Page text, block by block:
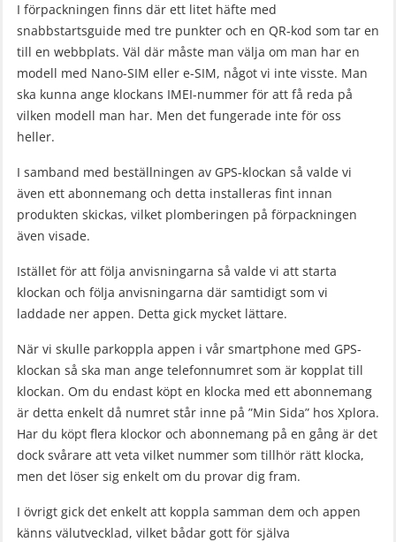
I förpackningen finns där ett litet häfte med
snabbstartsguide med tre punkter och en QR-kod som tar en
till en webbplats. Väl där måste man välja om man har en
modell med Nano-SIM eller e-SIM, något vi inte visste. Man
ska kunna ange klockans IMEI-nummer för att få reda på
vilken modell man har. Men det fungerade inte för oss
heller.
I samband med beställningen av GPS-klockan så valde vi
även ett abonnemang och detta installeras fint innan
produkten skickas, vilket plomberingen på förpackningen
även visade.
Istället för att följa anvisningarna så valde vi att starta
klockan och följa anvisningarna där samtidigt som vi
laddade ner appen. Detta gick mycket lättare.
När vi skulle parkoppla appen i vår smartphone med GPS-
klockan så ska man ange telefonnumret som är kopplat till
klockan. Om du endast köpt en klocka med ett abonnemang
är detta enkelt då numret står inne på ”Min Sida” hos Xplora.
Har du köpt flera klockor och abonnemang på en gång är det
dock svårare att veta vilket nummer som tillhör rätt klocka,
men det löser sig enkelt om du provar dig fram.
I övrigt gick det enkelt att koppla samman dem och appen
känns välutvecklad, vilket bådar gott för själva